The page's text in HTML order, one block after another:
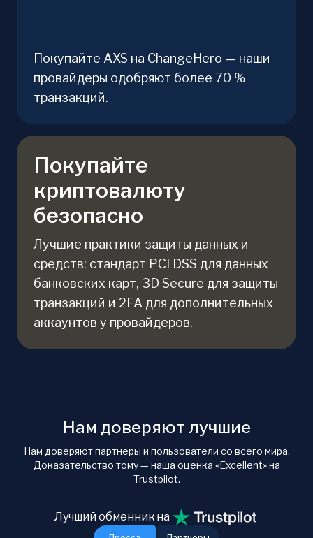
Покупайте AXS на ChangeHero — наши
провайдеры одобряют более 70 %
транзакций.
Покупайте
криптовалюту
безопасно
Лучшие практики защиты данных и
средств: стандарт PCI DSS для данных
банковских карт, 3D Secure для защиты
транзакций и 2FA для дополнительных
аккаунтов у провайдеров.
Нам доверяют лучшие
Нам доверяют партнеры и пользователи со всего мира.
Доказательство тому — наша оценка «Excellent» на
Trustpilot.
Лучший обменник на